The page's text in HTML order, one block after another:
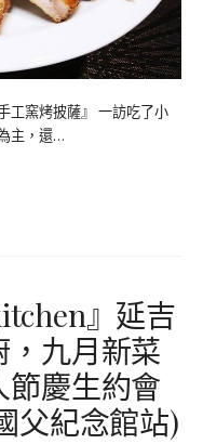
工窯烤披薩』 一訪吃了小
主，還…
』延吉
九月新菜
慶生約會
父紀念館站)